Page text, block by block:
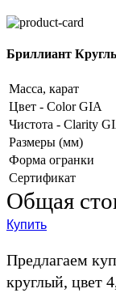
Бриллиант
Масса, карат
Цвет - Color GIA
Чистота - Clarity
Размеры (мм)
Форма огранки
Сертификат
Общая
Купить
Предлагаем
круглый, цвет